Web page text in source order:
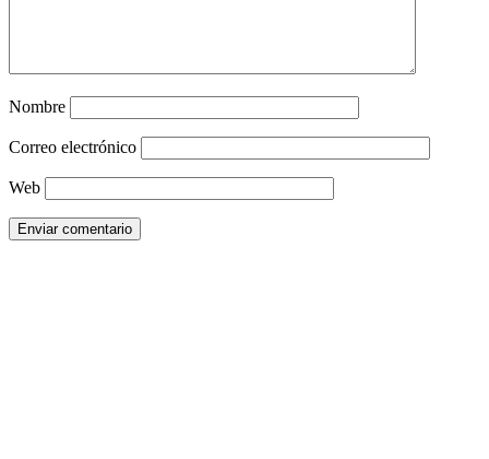
Nombre
Correo electrónico
Web